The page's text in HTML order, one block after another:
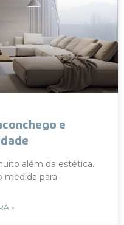
e
além da estética.
medida para
»